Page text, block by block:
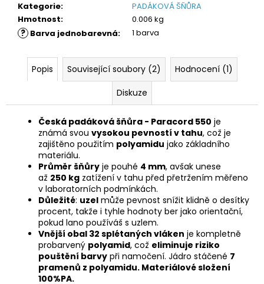
Kategorie:
PADÁKOVÁ ŠŇŮRA
Hmotnost: 0.006 kg
? Barva jednobarevná: 1 barva
Popis Související soubory (2)
Hodnocení (1)
Diskuze
Česká padáková šňůra - Paracord 550 je
známá svou vysokou pevností v tahu, což je
zajištěno použitím polyamidu jako základního
materiálu.
Průměr šňůry je pouhé 4 mm, avšak unese
až 250 kg zatížení v tahu před přetržením měřeno
v laboratorních podmínkách.
Důležité: uzel může pevnost snížit klidně o desítky
procent, takže i tyhle hodnoty ber jako orientační,
pokud lano používáš s uzlem.
Vnější obal 32 splétaných vláken je kompletně
probarvený polyamid, což eliminuje riziko
pouštění barvy při namočení. Jádro stáčené 7
pramenů z polyamidu. Materiálové složení
100%PA.